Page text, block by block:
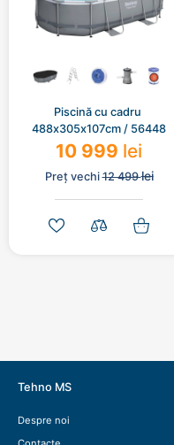
Piscină cu cadru
488х305х107cm / 56448
10 999 lei
Preț vechi12 499lei
Tehno MS
Despre noi